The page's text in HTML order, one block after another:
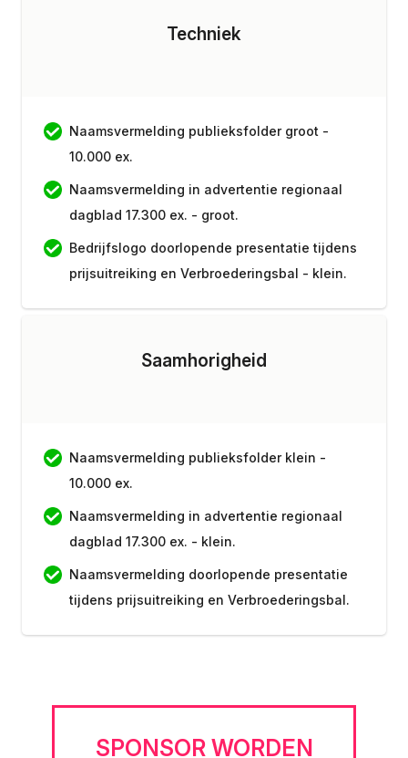
Techniek
Naamsvermelding publieksfolder groot -
10.000 ex.
Naamsvermelding in advertentie regionaal
dagblad 17.300 ex. - groot.
Bedrijfslogo doorlopende presentatie tijdens
prijsuitreiking en Verbroederingsbal - klein.
Saamhorigheid
Naamsvermelding publieksfolder klein -
10.000 ex.
Naamsvermelding in advertentie regionaal
dagblad 17.300 ex. - klein.
Naamsvermelding doorlopende presentatie
tijdens prijsuitreiking en Verbroederingsbal.
SPONSOR WORDEN